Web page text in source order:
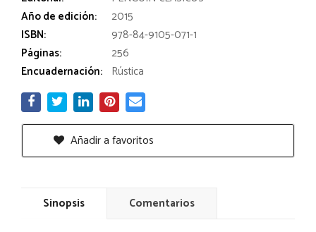
Año de edición:
2015
ISBN:
978-84-9105-071-1
Páginas:
256
Encuadernación: Rústica
Añadir a favoritos
Sinopsis Comentarios